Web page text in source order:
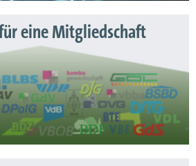
eine Mitgliedschaft